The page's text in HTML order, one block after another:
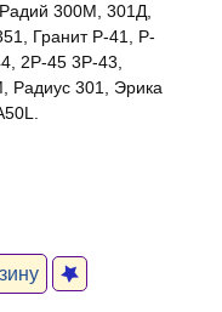
300М, 301Д,
Гранит P-41, P-
2P-45 3P-43,
Радиус 301, Эрика